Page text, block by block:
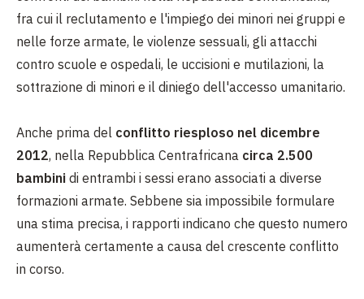
fra cui il reclutamento e l'impiego dei minori nei gruppi e
nelle forze armate, le violenze sessuali, gli attacchi
contro scuole e ospedali, le uccisioni e mutilazioni, la
sottrazione di minori e il diniego dell'accesso umanitario.
Anche prima del conflitto riesploso nel dicembre
2012, nella Repubblica Centrafricana circa 2.500
bambini di entrambi i sessi erano associati a diverse
formazioni armate. Sebbene sia impossibile formulare
una stima precisa, i rapporti indicano che questo numero
aumenterà certamente a causa del crescente conflitto
in corso.